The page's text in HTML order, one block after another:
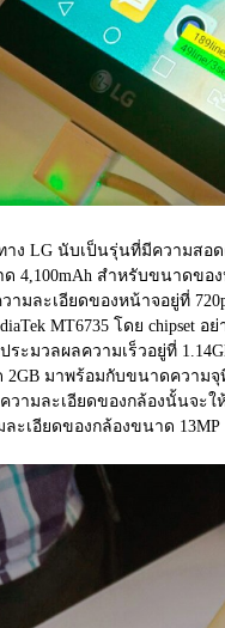
าง LG นับเป็นรุ่นที่มีความสอ
ด 4,100mAh สำหรับขนาดข
ามละเอียดของหน้าจอยู่ที่
MT6735 โดย chipset
ระมวลผลความเร็วอยู่ที่
2GB มาพร้อมกับขนาดความจุ
ความละเอียดของกล้องนั้นจะ
ละเอียดของกล้องขนาด